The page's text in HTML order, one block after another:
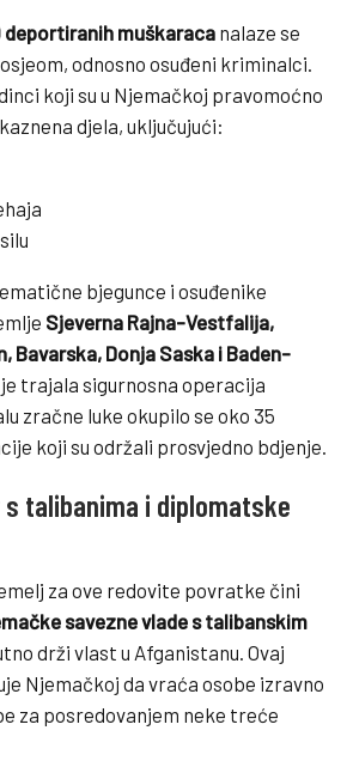
deportiranih muškaraca nalaze se
odnosno osuđeni kriminalci.
koji su u Njemačkoj pravomoćno
djela, uključujući:
bjegunce i osuđenike
Sjeverna Rajna-Vestfalija,
Bavarska, Donja Saska i Baden-
je trajala sigurnosna operacija
zračne luke okupilo se oko 35
koji su održali prosvjedno bdjenje.
talibanima i diplomatske
za ove redovite povratke čini
savezne vlade s talibanskim
drži vlast u Afganistanu. Ovaj
Njemačkoj da vraća osobe izravno
za posredovanjem neke treće